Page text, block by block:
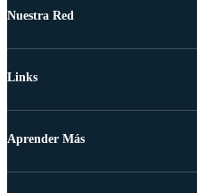
Nuestra Red
Links
Aprender Más